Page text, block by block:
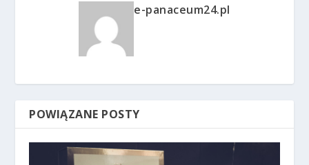
e-panaceum24.pl
POWIĄZANE POSTY